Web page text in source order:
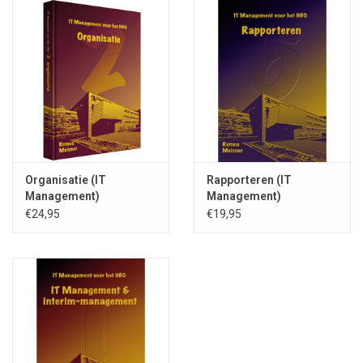
afronding. Ook worden wat praktijkvoorbeelden van succesvolle
en onsuccesvolle intervisie beschreven:
- intervisie in hoofdlijnen;
- intervisie doelgroepen;
- intervisie doelstellingen;
- intervisiestructuur;
- intervisie groepsamenstelling;
- intervisieresultaten en kenmerkende verschillen;
- intervisie vraagstukken.
huiswerkopgaven, een oefenpuzzel en literatuuroverzicht.
IT Management voor het HBO
Organisatie (IT
Management)
€24,95
Rapporteren (IT
Management)
€19,95